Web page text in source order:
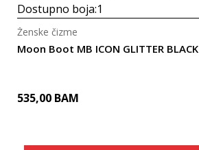
Dostupno boja:1
Moon Boot MB ICON GLITTER BLACK
Ženske čizme
535,00 BAM